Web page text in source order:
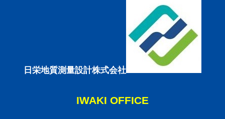
日栄地質測量設計株式会社
IWAKI OFFICE